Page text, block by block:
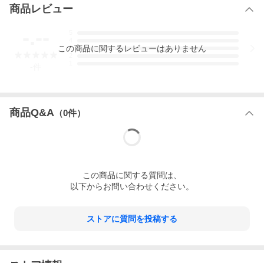
商品レビュー
3
この商品に関するレビューはありません
商品Q&A （0件）
この商品に関する質問は、
以下からお問い合わせください。
ストアに質問を投稿する